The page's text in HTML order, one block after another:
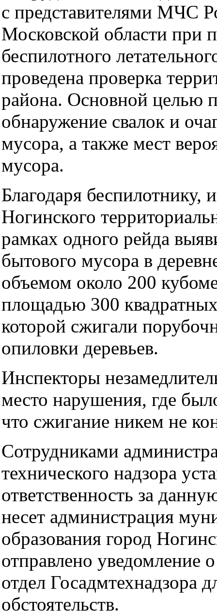
с представителями МЧС
Московской области при
беспилотного
проведена проверка
района. Основной целью
обнаружение свалок и
мусора, а также мест
мусора.
Благодаря беспилотнику,
Ногинского
рамках одного рейда
бытового мусора в
объемом около 200
площадью 300
которой сжигали
опиловки деревьев.
Инспекторы
место нарушения, где
что сжигание никем не
Сотрудниками
технического надзора
ответственность за
несет администрация
образования город
отправлено уведомление
отдел Госадмтехнадзора
обстоятельств.